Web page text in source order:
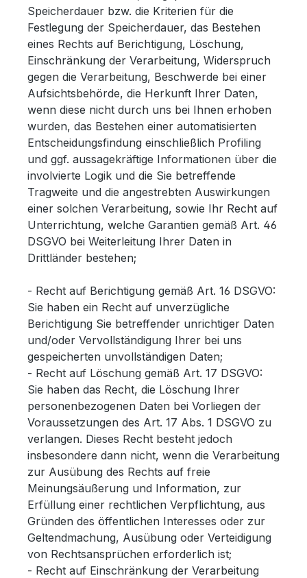
Speicherdauer bzw. die Kriterien für die
Festlegung der Speicherdauer, das Bestehen
eines Rechts auf Berichtigung, Löschung,
Einschränkung der Verarbeitung, Widerspruch
gegen die Verarbeitung, Beschwerde bei einer
Aufsichtsbehörde, die Herkunft Ihrer Daten,
wenn diese nicht durch uns bei Ihnen erhoben
wurden, das Bestehen einer automatisierten
Entscheidungsfindung einschließlich Profiling
und ggf. aussagekräftige Informationen über die
involvierte Logik und die Sie betreffende
Tragweite und die angestrebten Auswirkungen
einer solchen Verarbeitung, sowie Ihr Recht auf
Unterrichtung, welche Garantien gemäß Art. 46
DSGVO bei Weiterleitung Ihrer Daten in
Drittländer bestehen;
- Recht auf Berichtigung gemäß Art. 16 DSGVO:
Sie haben ein Recht auf unverzügliche
Berichtigung Sie betreffender unrichtiger Daten
und/oder Vervollständigung Ihrer bei uns
gespeicherten unvollständigen Daten;
- Recht auf Löschung gemäß Art. 17 DSGVO:
Sie haben das Recht, die Löschung Ihrer
personenbezogenen Daten bei Vorliegen der
Voraussetzungen des Art. 17 Abs. 1 DSGVO zu
verlangen. Dieses Recht besteht jedoch
insbesondere dann nicht, wenn die Verarbeitung
zur Ausübung des Rechts auf freie
Meinungsäußerung und Information, zur
Erfüllung einer rechtlichen Verpflichtung, aus
Gründen des öffentlichen Interesses oder zur
Geltendmachung, Ausübung oder Verteidigung
von Rechtsansprüchen erforderlich ist;
- Recht auf Einschränkung der Verarbeitung